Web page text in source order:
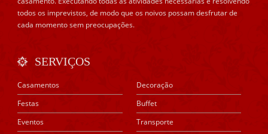
todos os imprevistos, de modo que os noivos possam desfrutar de
cada momento sem preocupações.
SERVIÇOS
Casamentos
Festas
Eventos
Decoração
Buffet
Transporte